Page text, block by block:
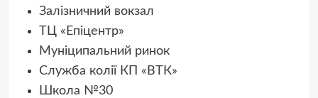
Залізничний вокзал
ТЦ «Епіцентр»
Муніципальний ринок
Служба колії КП «ВТК»
Школа №30